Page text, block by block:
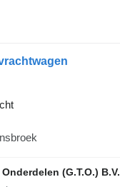
(G.T.O.) B.V.